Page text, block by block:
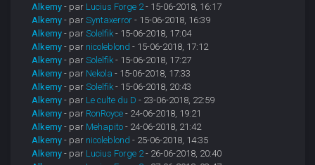
Alkemy - par Lucius Forge 2- 15-06-2018, 16:17
Alkemy - parSyntaxerror - 15-06-2018, 16:39
Alkemy - parSolelfik - 15-06-2018, 17:04
Alkemy - par nicoleblond - 15-06-2018, 17:12
Alkemy - parSolelfik - 15-06-2018, 17:27
Alkemy - par Nekola - 15-06-2018, 17:33
Alkemy - parSolelfik - 15-06-2018, 20:43
Alkemy - par Le culte du D - 23-06-2018, 22:59
Alkemy - par RonRoyce - 24-06-2018, 19:21
Alkemy - par Mehapito - 24-06-2018, 21:42
Alkemy - par nicoleblond - 25-06-2018, 14:35
Alkemy - par Lucius Forge 2- 26-06-2018, 20:40